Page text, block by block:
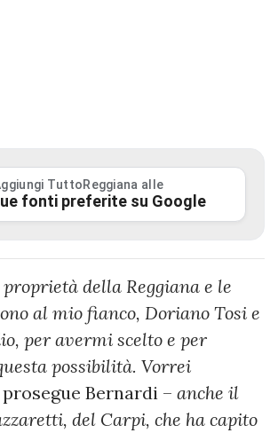
TuttoReggiana alle
fonti preferite su Google
della Reggiana e le
al mio fianco, Doriano Tosi e
per avermi scelto e per
possibilità. Vorrei
prosegue Bernardi – anche il
del Carpi, che ha capito